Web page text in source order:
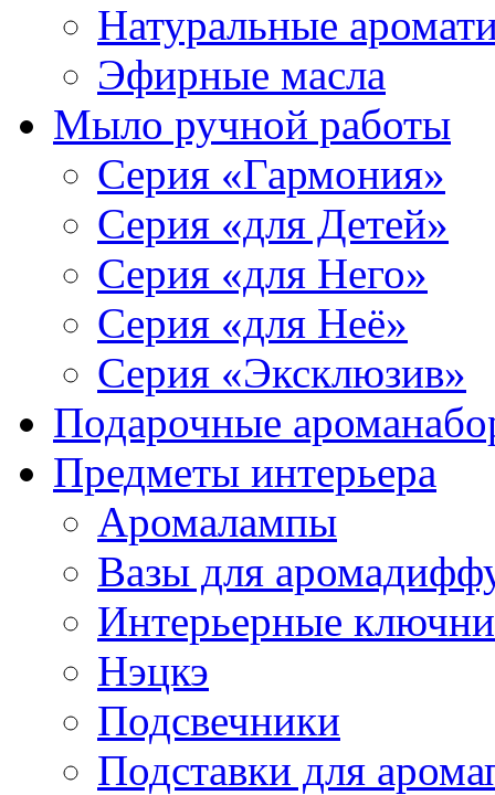
Натуральные
Эфирные масла
Мыло ручной работы
Серия «Гармония»
Серия «для Детей»
Серия «для Него»
Серия «для Неё»
Серия «Эксклюзив»
Подарочные
Предметы интерьера
Аромалампы
Вазы для
Интерьерные
Нэцкэ
Подсвечники
Подставки для